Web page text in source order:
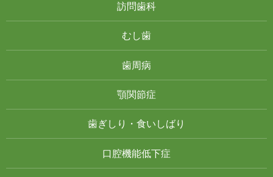
訪問歯科
むし歯
歯周病
顎関節症
歯ぎしり・食いしばり
口腔機能低下症